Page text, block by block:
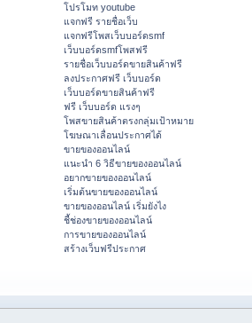
โปรโมท youtube
แจกฟรี รายชื่อเว็บ
แจกฟรีโพสเว็บบอร์ดsmf
เว็บบอร์ดsmfโพสฟรี
รายชื่อเว็บบอร์ดขายสินค้าฟรี
ลงประกาศฟรี เว็บบอร์ด
เว็บบอร์ดขายสินค้าฟรี
ฟรี เว็บบอร์ด แรงๆ
โพสขายสินค้าตรงกลุ่มเป้าหมาย
โฆษณาเลื่อนประกาศได้
ขายของออนไลน์
แนะนำ 6 วิธีขายของออนไลน์
อยากขายของออนไลน์
เริ่มต้นขายของออนไลน์
ขายของออนไลน์ เริ่มยังไง
ชี้ช่องขายของออนไลน์
การขายของออนไลน์
สร้างเว็บฟรีประกาศ